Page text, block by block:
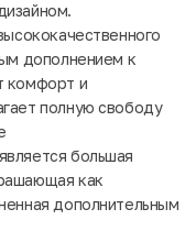
дополнением к
комфорт и
полную свободу
большая
как
дополнительным